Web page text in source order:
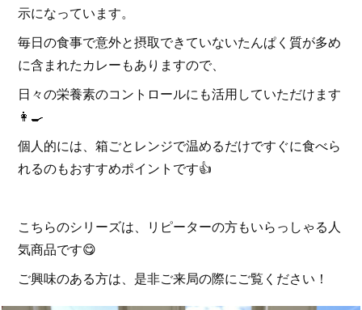
示になっています。
毎日の食事で意外と摂取できていないたんぱく質が多め
に含まれたカレーもありますので、
日々の栄養素のコントロールにも活用していただけます
👩‍🍳
個人的には、箱ごとレンジで温めるだけですぐに食べら
れるのもおすすめポイントです👍
こちらのシリーズは、リピーターの方もいらっしゃる人
気商品です😋
ご興味のある方は、是非ご来局の際にご覧ください！